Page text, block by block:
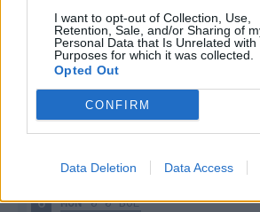
I want to opt-out of Collection, Use,
Retention, Sale, and/or Sharing of
Personal Data that Is Unrelated with
Purposes for which it was collected.
Opted Out
CONFIRM
Data Deletion Data Access
Scarica riepilogo
stagionale
Giornata VotoFVEntrato
4 MON 1-1 LEC
LAZ 1-1 MON
6 MON 0-0 BOL